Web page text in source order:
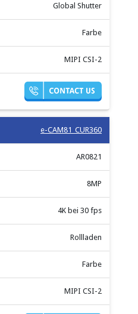
Global Shutter
Farbe
MIPI CSI-2
e-CAM81_CUR360
AR0821
8MP
4K bei 30 fps
Rollladen
Farbe
MIPI CSI-2